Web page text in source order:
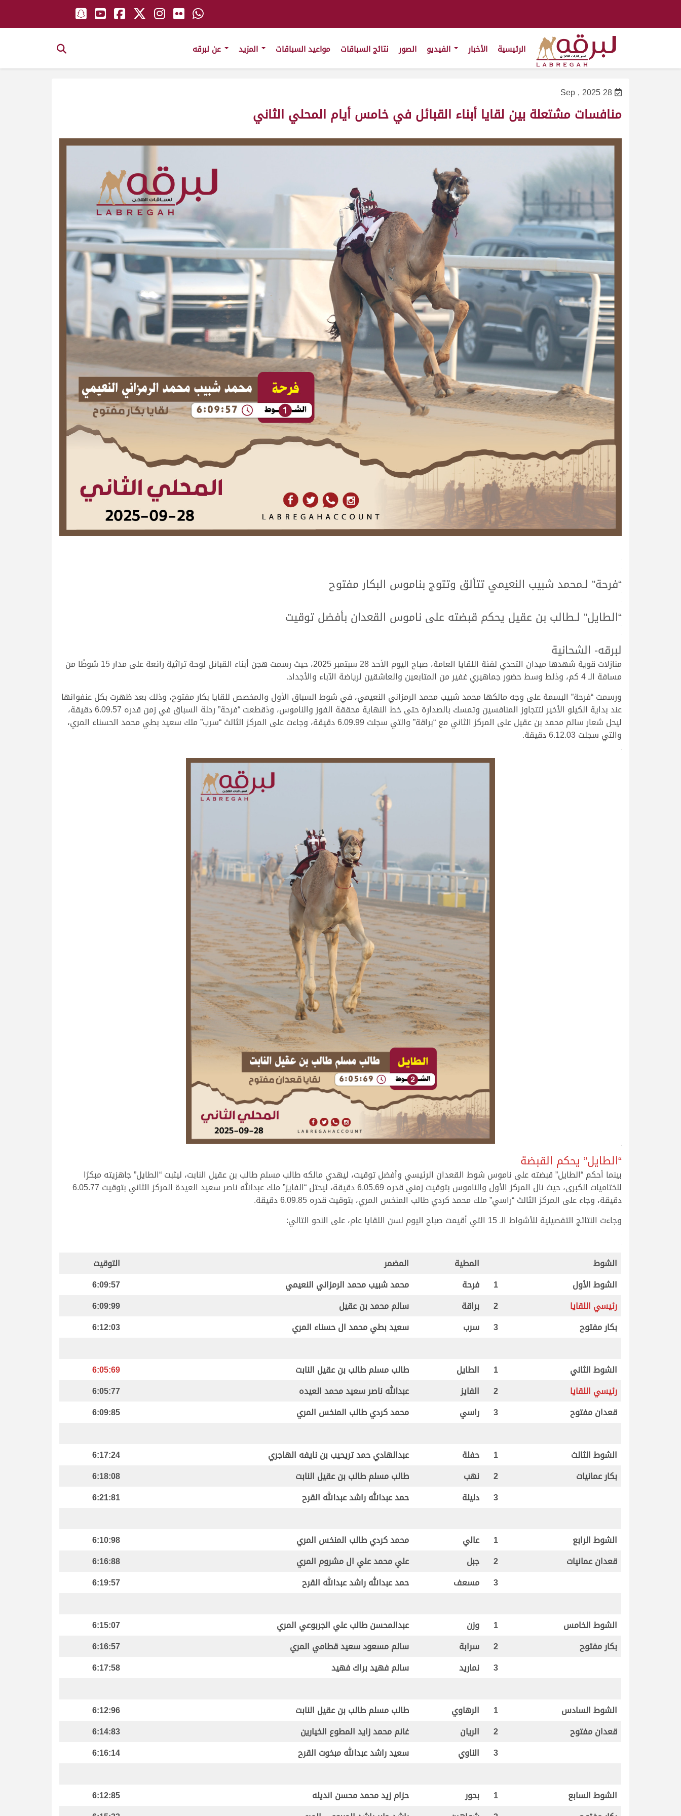
الرئيسية الأخبار الصور نتائج السباقات مواعيد السباقات
28 Sep , 2025
منافسات مشتعلة بين لقايا أبناء القبائل في خامس أيام المحلي الثاني
“فرحة” لـمحمد شبيب النعيمي تتألق وتتوج بناموس البكار مفتوح
“الطايل” لـطالب بن عقيل يحكم قبضته على ناموس القعدان بأفضل توقيت
لبرقه- الشحانية
منازلات قوية شهدها ميدان التحدي لفئة اللقايا العامة، صباح اليوم الأحد 28 سبتمبر 2025، حيث رسمت هجن أبناء القبائل لوحة تراثية رائعة على مدار 15 شوطًا من
مسافة الـ 4 كم، وذلط وسط حضور جماهيري غفير من المتابعين والعاشقين لرياضة الآباء والأجداد.
ورسمت “فرحة” البسمة على وجه مالكها محمد شبيب محمد الرمزاني النعيمي، في شوط السباق الأول والمخصص للقايا بكار مفتوح، وذلك بعد ظهرت بكل عنفوانها
عند بداية الكيلو الأخير لتتجاوز المنافسين وتمسك بالصدارة حتى خط النهاية محققة الفوز والناموس، وذقطعت “فرحة” رحلة السباق في زمن قدره 6.09.57 دقيقة،
ليحل شعار سالم محمد بن عقيل على المركز الثاني مع “براقة” والتي سجلت 6.09.99 دقيقة، وجاءت على المركز الثالث “سرب” ملك سعيد بطي محمد الحسناء المري،
والتي سجلت 6.12.03 دقيقة.
“الطايل” يحكم القبضة
بينما أحكم “الطايل” قبضته على ناموس شوط القعدان الرئيسي وأفضل توقيت، ليهدي مالكه طالب مسلم طالب بن عقيل النابت، ليثبت “الطايل” جاهزيته مبكرًا
للختاميات الكبرى، حيث نال المركز الأول والناموس بتوقيت زمني قدره 6.05.69 دقيقة، ليحتل “الفايز” ملك عبدالله ناصر سعيد العيدة المركز الثاني بتوقيت 6.05.77
دقيقة، وجاء على المركز الثالث “راسي” ملك محمد كردي طالب المنخس المري، بتوقيت قدره 6.09.85 دقيقة.
وجاءت النتائج التفصيلية للأشواط الـ 15 التي أقيمت صباح اليوم لسن اللقايا عام، على النحو التالي:
الشوط المطية المضمر
التوقيت
الشوط الأول
1 فرحة محمد شبيب محمد الرمزاني النعيمي
6:09:57
رئيسي اللقايا
2 براقة سالم محمد بن عقيل
6:09:99
بكار مفتوح
3 سرب سعيد بطي محمد ال حسناء المري 6:12:03
الشوط الثاني 1 الطايل طالب مسلم طالب بن عقيل النابت
6:05:69
رئيسي اللقايا
2 الفايز عبدالله ناصر سعيد محمد العيده
6:05:77
قعدان مفتوح
3 راسي محمد كردي طالب المنخس المري 6:09:85
الشوط الثالث 1 حفلة عبدالهادي حمد تريحيب بن نايفه الهاجري
6:17:24
بكار عمانيات
2 نهب طالب مسلم طالب بن عقيل النابت
6:18:08
3
دليلة حمد عبدالله راشد عبدالله القرح 6:21:81
الشوط الرابع 1 عالي محمد كردي طالب المنخس المري
6:10:98
قعدان عمانيات
2 جبل علي محمد علي ال مشروم المري
6:16:88
3
مسعف حمد عبدالله راشد عبدالله القرح 6:19:57
الشوط الخامس 1 وزن عبدالمحسن طالب علي الجربوعي المري
6:15:07
بكار مفتوح
2 سرابة سالم مسعود سعيد قطامي المري
6:16:57
3
نماريد سالم فهيد براك فهيد 6:17:58
الشوط السادس 1 الرهاوي طالب مسلم طالب بن عقيل النابت
6:12:96
قعدان مفتوح
2 الريان غانم محمد زايد المطوع الخيارين
6:14:83
3
الناوي سعيد راشد عبدالله مبخوت القرح 6:16:14
الشوط السابع 1 بحور حزام زيد محمد محسن انديله
6:12:85